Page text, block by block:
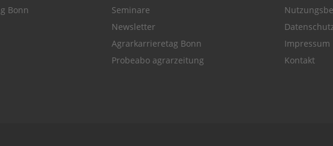
Bonn
Seminare
Newsletter
Agrarkarrieretag Bonn
Probeabo agrarzeitung
Impressum
Kontakt